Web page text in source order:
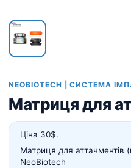
NEOBIOTECH | СИСТЕМА
Матриця для
Ціна 30$.
Матриця для аттачментів
NeoBiotech